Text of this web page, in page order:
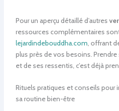
Pour un aperçu détaillé d’autres
ressources complémentaires
lejardindebouddha.com, offrant
plus près de vos besoins.
et de ses ressentis, c’est déjà
Rituels pratiques et conseils pour
sa routine bien-être